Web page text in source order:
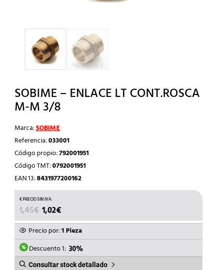
SOBIME – ENLACE LT CONT.ROSCA
M-M 3/8
Marca:SOBIME
Referencia:033001
Código propio:792001951
Código TMT:0792001951
EAN 13:8431977200162
1,45€ EL
PRECIO
ORIGINAL
ERA:
1,45€.
1,02€
PRECIO
ACTUAL
ES:
1,02€.
Precio por:1 Pieza
Descuento 1: 30%
Consultar stock detallado